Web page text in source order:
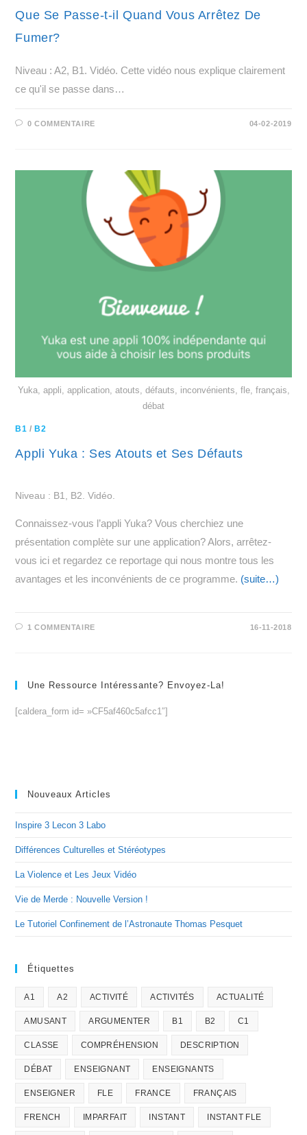
Que Se Passe-t-il Quand Vous Arrêtez De
Fumer?
Niveau : A2, B1. Vidéo. Cette vidéo nous explique clairement
ce qu'il se passe dans…
0 COMMENTAIRE 04-02-2019
Yuka, appli, application, atouts, défauts, inconvénients, fle, français,
débat
B1 /B2
Appli Yuka : Ses Atouts et Ses Défauts
Niveau : B1, B2. Vidéo.
Connaissez-vous l’appli Yuka? Vous cherchiez une
présentation complète sur une application? Alors, arrêtez-
vous ici et regardez ce reportage qui nous montre tous les
avantages et les inconvénients de ce programme. (suite…)
1 COMMENTAIRE 16-11-2018
Une Ressource Intéressante? Envoyez-La!
[caldera_form id= »CF5af460c5afcc1″]
Nouveaux Articles
Inspire 3 Lecon 3 Labo
Différences Culturelles et Stéréotypes
La Violence et Les Jeux Vidéo
Vie de Merde : Nouvelle Version !
Le Tutoriel Confinement de l’Astronaute Thomas Pesquet
Étiquettes
A1 A2 ACTIVITÉ ACTIVITÉS ACTUALITÉ
AMUSANT ARGUMENTER B1 B2 C1
CLASSE COMPRÉHENSION DESCRIPTION
DÉBAT ENSEIGNANT ENSEIGNANTS
ENSEIGNER FLE FRANCE FRANÇAIS
FRENCH IMPARFAIT INSTANT INSTANT FLE